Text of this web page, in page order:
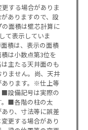
する場合がありま
ありますので、設
面積は壁芯計算に
て表示していま
積は、表示の面積
は小数点第3位を
主たる天井面のも
ません。尚、天井
あります。※仕上等
■設備記号は実際の
。■各階の柱の太
り、寸法等に誤差
更する場合があり